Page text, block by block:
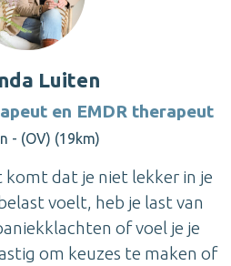
Luiten
en EMDR therapeut
- (OV) (19km)
komt dat je niet lekker in je
voelt, heb je last van
of voel je je
om keuzes te maken of